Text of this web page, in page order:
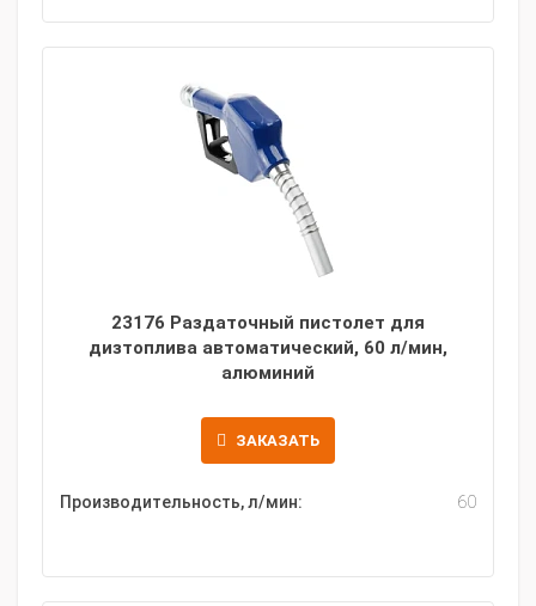
23176 Раздаточный пистолет для
дизтоплива автоматический, 60 л/мин,
алюминий
ЗАКАЗАТЬ
Производительность, л/мин: 60